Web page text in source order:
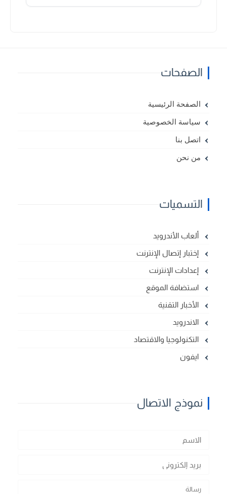
الصفحات
الصفحة الرئيسية
سياسة الخصوصية
اتصل بنا
من نحن
التسميات
ألعاب الأندرويد
إختبار إتصال الإنترنت
إعدادات الإنترنت
استضافة الموقع
الأخبار التقنية
الاندرويد
التكنولوجيا والاقتصاد
ايفون
نموذج الاتصال